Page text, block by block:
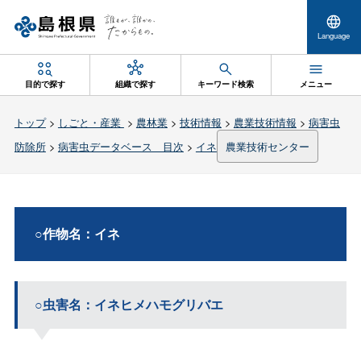
Language
目的で探す 組織で探す キーワード検索 メニュー
トップ> しごと・産業 > 農林業> 技術情報 > 農業技術情報 > 病害虫
防除所> 病害虫データベース 目次 > イネ 農業技術センター
○作物名：イネ
○虫害名：イネヒメハモグリバエ